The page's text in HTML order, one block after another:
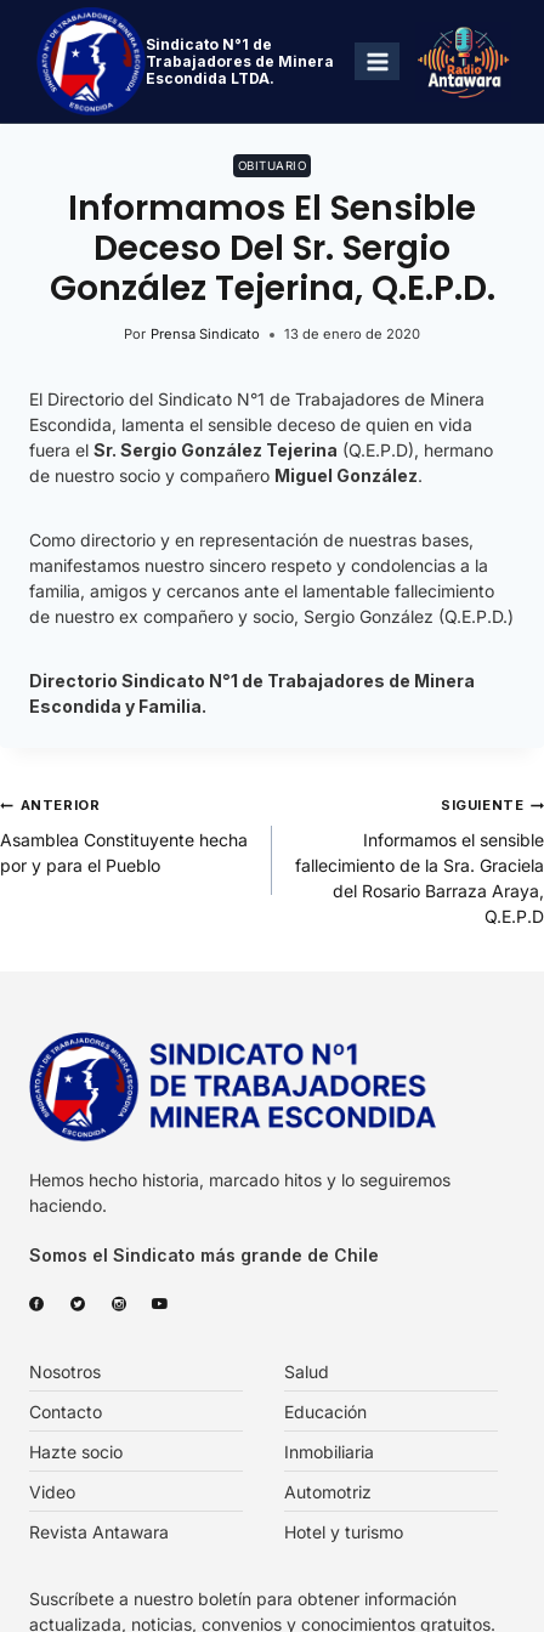
Sindicato N°1 de
Trabajadores de Minera
Escondida LTDA.
OBITUARIO
Informamos El Sensible
Deceso Del Sr. Sergio
González Tejerina, Q.E.P.D.
Por Prensa Sindicato 13 de enero de 2020
El Directorio del Sindicato N°1 de Trabajadores de Minera
Escondida, lamenta el sensible deceso de quien en vida
fuera el Sr. Sergio González Tejerina (Q.E.P.D), hermano
de nuestro socio y compañero Miguel González.
Como directorio y en representación de nuestras bases,
manifestamos nuestro sincero respeto y condolencias a la
familia, amigos y cercanos ante el lamentable fallecimiento
de nuestro ex compañero y socio, Sergio González (Q.E.P.D.)
Directorio Sindicato N°1 de Trabajadores de Minera
Escondida y Familia.
ANTERIOR
Asamblea Constituyente hecha
por y para el Pueblo
SIGUIENTE
Informamos el sensible
fallecimiento de la Sra. Graciela
del Rosario Barraza Araya,
Q.E.P.D
Hemos hecho historia, marcado hitos y lo seguiremos
haciendo.
Somos el Sindicato más grande de Chile
Nosotros
Contacto
Hazte socio
Video
Revista Antawara
Salud
Educación
Inmobiliaria
Automotriz
Hotel y turismo
Suscríbete a nuestro boletín para obtener información
actualizada, noticias, convenios y conocimientos gratuitos.